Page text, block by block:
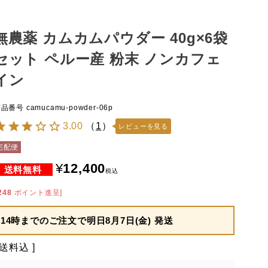
農薬 カムカムパウダー 40g×6袋
ット ペルー産 粉末 ノンカフェ
ン
番号 camucamu-powder-06p
3.00 （ 1） レビューを見る
配便
¥12,400税込
ポイント進呈]
14時までのご注文で明日8月7日(金) 発送
料込